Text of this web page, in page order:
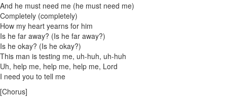
And he must need me (he must need me)
Completely (completely)
How my heart yearns for him
Is he far away? (Is he far away?)
Is he okay? (Is he okay?)
This man is testing me, uh-huh, uh-huh
Uh, help me, help me, help me, Lord
I need you to tell me
[Chorus]